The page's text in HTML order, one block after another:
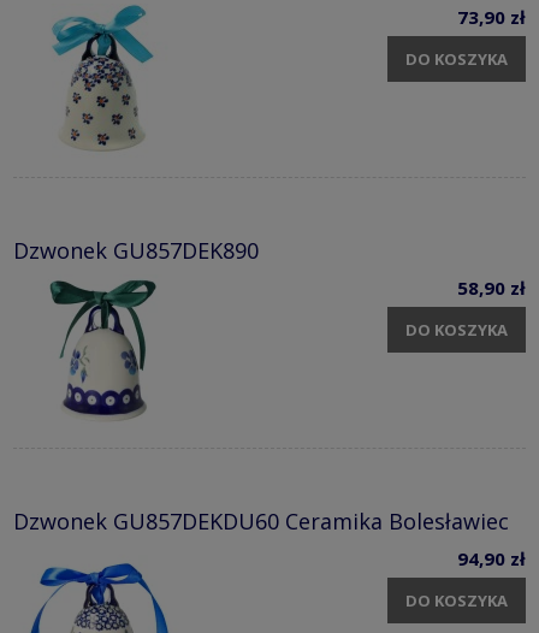
73,90 zł
DO KOSZYKA
Dzwonek GU857DEK890
58,90 zł
DO KOSZYKA
Dzwonek GU857DEKDU60 Ceramika Bolesławiec
94,90 zł
DO KOSZYKA